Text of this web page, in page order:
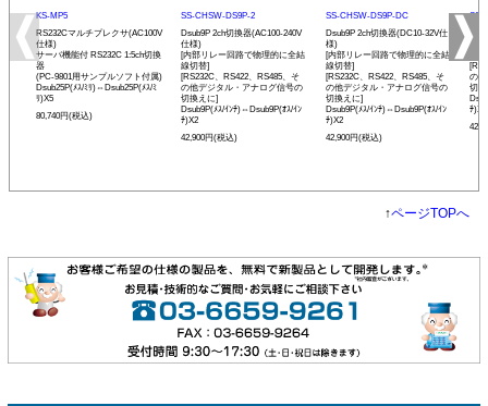
KS-MP5
RS232Cマルチプレクサ(AC100V
仕様)
サーバ機能付 RS232C 1:5ch切換
器
(PC-9801用サンプルソフト付属)
Dsub25P(ﾒｽ/ﾐﾘ)⇔Dsub25P(ﾒｽ/ﾐ
ﾘ)X5
80,740円(税込)
SS-CHSW-DS9P-2
Dsub9P 2ch切換器(AC100-240V
仕様)
[内部リレー回路で物理的に全結
線切替]
[RS232C、RS422、RS485、そ
の他デジタル・アナログ信号の
切換えに]
Dsub9P(ﾒｽ/ｲﾝﾁ)⇔Dsub9P(ｵｽ/ｲﾝ
ﾁ)X2
42,900円(税込)
SS-CHSW-DS9P-DC
Dsub9P 2ch切換器(DC10-32V仕
様)
[内部リレー回路で物理的に全結
線切替]
[RS232C、RS422、RS485、そ
の他デジタル・アナログ信号の
切換えに]
Dsub9P(ﾒｽ/ｲﾝﾁ)⇔Dsub9P(ｵｽ/ｲﾝ
ﾁ)X2
42,900円(税込)
SS-
[内
の
切
ﾁ)X2
↑ページTOPへ